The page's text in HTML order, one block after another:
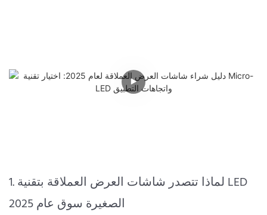
1. لماذا تتصدر شاشات العرض العملاقة بتقنية LED
الصغيرة سوق عام 2025